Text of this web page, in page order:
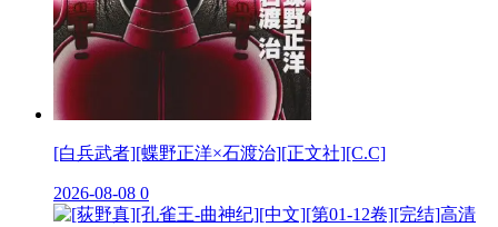
[白兵武者][蝶野正洋×石渡治][正文社][C.C]
2026-08-08 0